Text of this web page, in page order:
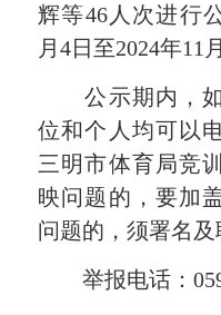
辉等46人次进行
月4日至2024年11
公示期内，如
位和个人均可以
三明市体育局竞
映问题的，要加
问题的，须署名及
举报电话：